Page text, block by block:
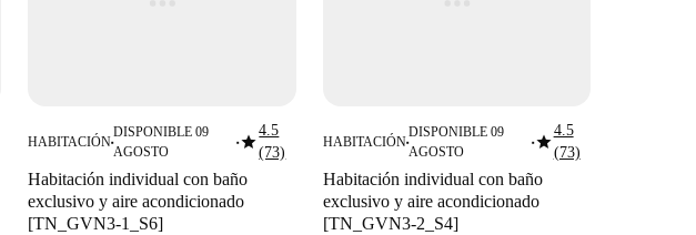
HABITACIÓN■
DISPONIBLE 09
AGOSTO
■star4.5
(73)
Habitación individual con baño
exclusivo y aire acondicionado
[TN_GVN3-1_S6]
HABITACIÓN■
DISPONIBLE 09
AGOSTO
■star4.5
(73)
Habitación individual con baño
exclusivo y aire acondicionado
[TN_GVN3-2_S4]